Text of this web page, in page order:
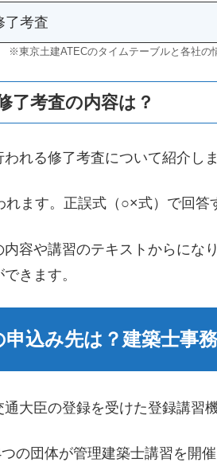
了考査
※東京土建ATECのタイムテーブルと各社の
了考査の内容は？
れる修了考査について紹介しま
ます。正誤式（○×式）で回答
容や講習のテキストからにな
きます。
込み先は？建築士事
大臣の登録を受けた登録講習
の団体が管理建築士講習を開催